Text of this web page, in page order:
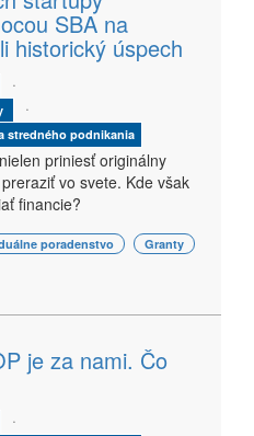
SBA na
historický úspech
stredného podnikania
priniesť originálny
vo svete. Kde však
financie?
poradenstvo
Granty
je za nami. Čo